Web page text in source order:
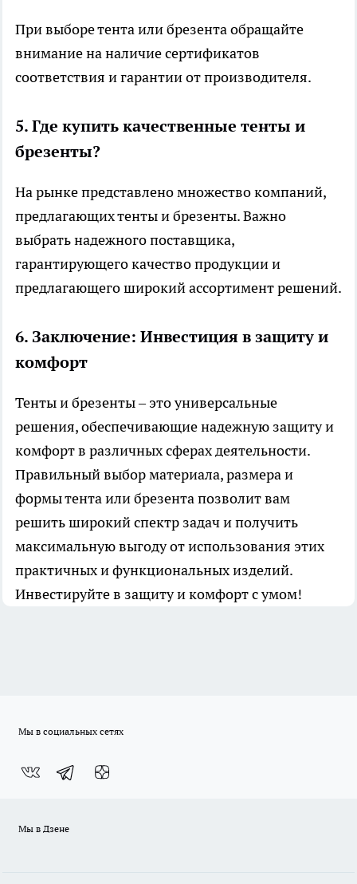
При выборе тента или брезента обращайте
внимание на наличие сертификатов
соответствия и гарантии от производителя.
5. Где купить качественные тенты и
брезенты?
На рынке представлено множество компаний,
предлагающих тенты и брезенты. Важно
выбрать надежного поставщика,
гарантирующего качество продукции и
предлагающего широкий ассортимент решений.
6. Заключение: Инвестиция в защиту и
комфорт
Тенты и брезенты – это универсальные
решения, обеспечивающие надежную защиту и
комфорт в различных сферах деятельности.
Правильный выбор материала, размера и
формы тента или брезента позволит вам
решить широкий спектр задач и получить
максимальную выгоду от использования этих
практичных и функциональных изделий.
Инвестируйте в защиту и комфорт с умом!
Мы в социальных сетях
Мы в Дзене